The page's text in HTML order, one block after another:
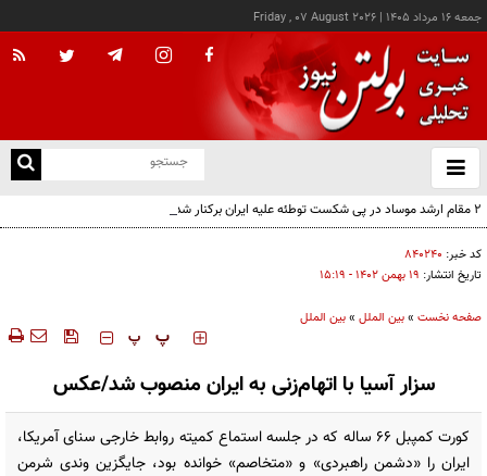
جمعه ۱۶ مرداد ۱۴۰۵ |
Friday , 07 August 2026
باز
و
۲ مقام‌ ارشد موساد در پی شکست توطئه علیه ایران برکنار شدند
کد خبر: ۸۴۰۲۴۰
تاریخ انتشار: ۱۹ بهمن ۱۴۰۲ - ۱۵:۱۹
صفحه نخست »بین الملل »بین الملل
‍‍‍ پ پ
سزار آسیا با اتهام‌زنی به ایران منصوب شد/عکس
کورت کمپبل ۶۶ ساله که در جلسه استماع کمیته روابط خارجی سنای آمریکا،
ایران را «دشمن راهبردی» و «متخاصم» خوانده بود، جایگزین وندی شرمن